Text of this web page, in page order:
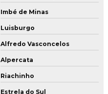
Imbé de Minas
Luisburgo
Alfredo Vasconcelos
Alpercata
Riachinho
Estrela do Sul